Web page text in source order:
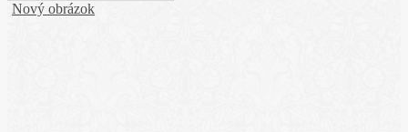
Nový obrázok